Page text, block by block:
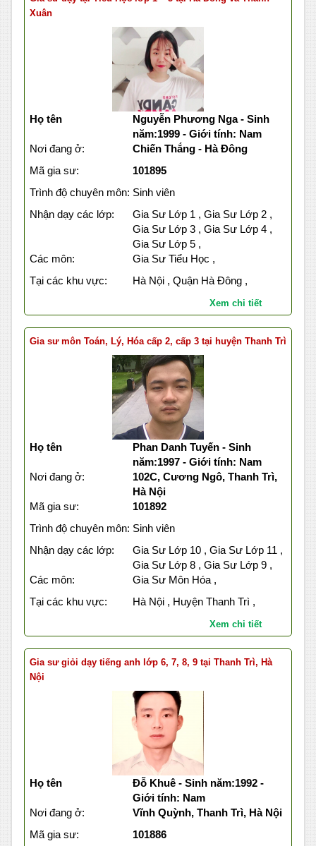
Xuân
Họ tên
Nguyễn Phương Nga - Sinh
năm:1999 - Giới tính: Nam
Nơi đang ở:
Chiến Thắng - Hà Đông
Mã gia sư:
101895
Trình độ chuyên môn: Sinh viên
Nhận dạy các lớp:
Gia Sư Lớp 1 , Gia Sư Lớp 2 ,
Gia Sư Lớp 3 , Gia Sư Lớp 4 ,
Gia Sư Lớp 5 ,
Các môn:
Gia Sư Tiểu Học ,
Tại các khu vực:
Hà Nội , Quận Hà Đông ,
Xem chi tiết
Gia sư môn Toán, Lý, Hóa cấp 2, cấp 3 tại huyện Thanh Trì
Họ tên
Phan Danh Tuyến - Sinh
năm:1997 - Giới tính: Nam
Nơi đang ở:
102C, Cương Ngô, Thanh Trì,
Hà Nội
Mã gia sư:
101892
Trình độ chuyên môn: Sinh viên
Nhận dạy các lớp:
Gia Sư Lớp 10 , Gia Sư Lớp 11 ,
Gia Sư Lớp 8 , Gia Sư Lớp 9 ,
Các môn:
Gia Sư Môn Hóa ,
Tại các khu vực:
Hà Nội , Huyện Thanh Trì ,
Xem chi tiết
Gia sư giỏi dạy tiếng anh lớp 6, 7, 8, 9 tại Thanh Trì, Hà
Nội
Họ tên
Đỗ Khuê - Sinh năm:1992 -
Giới tính: Nam
Nơi đang ở:
Vĩnh Quỳnh, Thanh Trì, Hà Nội
Mã gia sư:
101886